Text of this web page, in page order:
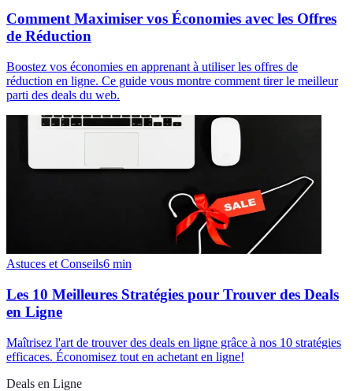
Comment Maximiser vos Économies avec les Offres
de Réduction
Boostez vos économies en apprenant à utiliser les offres de
réduction en ligne. Ce guide vous montre comment tirer le meilleur
parti des deals du web.
Astuces et Conseils6 min
Les 10 Meilleures Stratégies pour Trouver des Deals
en Ligne
Maîtrisez l'art de trouver des deals en ligne grâce à nos 10 stratégies
efficaces. Économisez tout en achetant en ligne!
Deals en Ligne